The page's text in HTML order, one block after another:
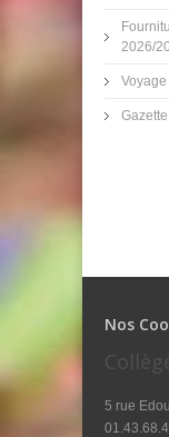
2026/
Nos
5 rue